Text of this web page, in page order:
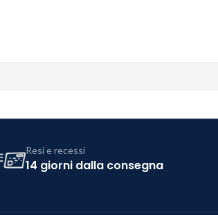
Resi e recessi
14 giorni dalla consegna